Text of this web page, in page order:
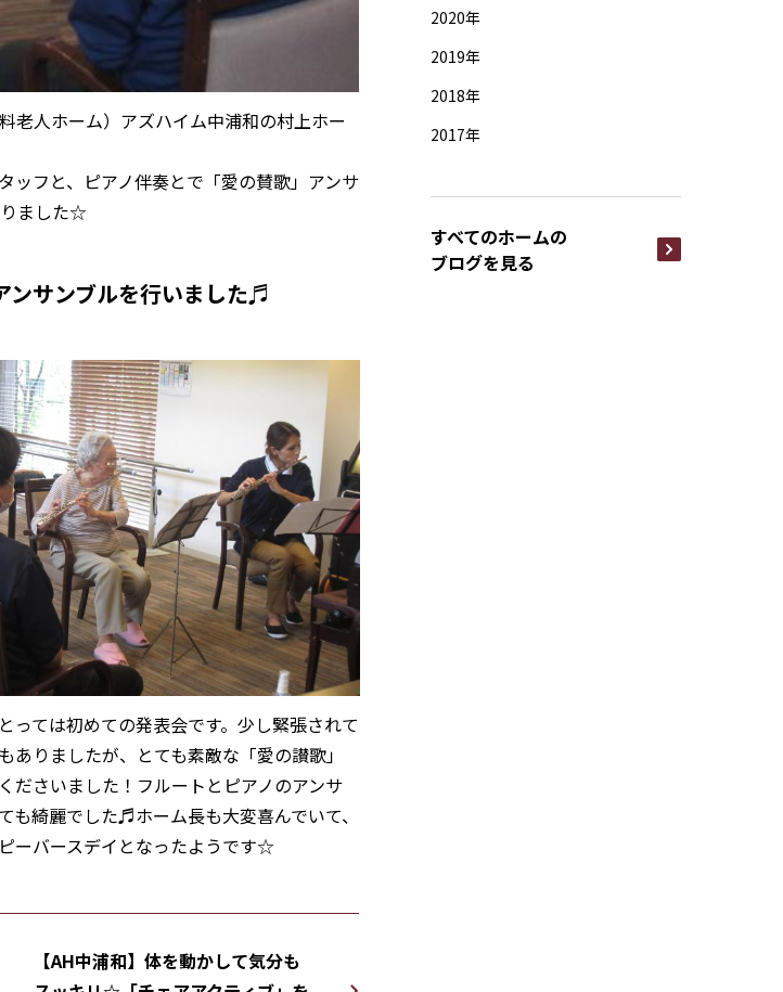
老人ホーム）アズハイム中浦和の村上ホー
ッフと、ピアノ伴奏とで「愛の賛歌」アンサ
りました☆
ンサンブルを行いました♬
っては初めての発表会です。少し緊張されて
ありましたが、とても素敵な「愛の讃歌」
ださいました！フルートとピアノのアンサ
も綺麗でした♬ホーム長も大変喜んでいて、
ーバースデイとなったようです☆
【AH中浦和】体を動かして気分も
2020年
2019年
2018年
2017年
すべてのホームの
ブログを見る